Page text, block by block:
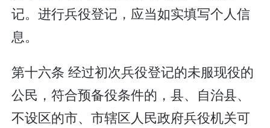
记。进行兵役登记，应当如实填写个人信
息。
第十六条 经过初次兵役登记的未服现役的
公民，符合预备役条件的，县、自治县、
不设区的市、市辖区人民政府兵役机关可